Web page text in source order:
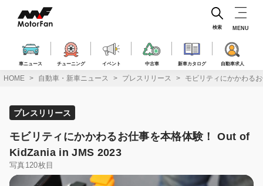
ス
車ニュース チューニング イベント 中古車 新車カタログ 自動車求人
検索 MENU
HOME 自動車・新車ニュース プレスリリース モビリティにかかわる
プレスリリース
モビリティにかかわるお仕事を本格体験！ Out of
KidZania in JMS 2023
写真120枚目